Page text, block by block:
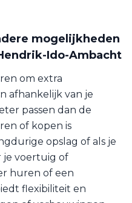
mogelijkheden
Ido-Ambacht
om extra
afhankelijk van je
passen dan de
of kopen is
opslag of als je
je voertuig of
huren of een
flexibiliteit en